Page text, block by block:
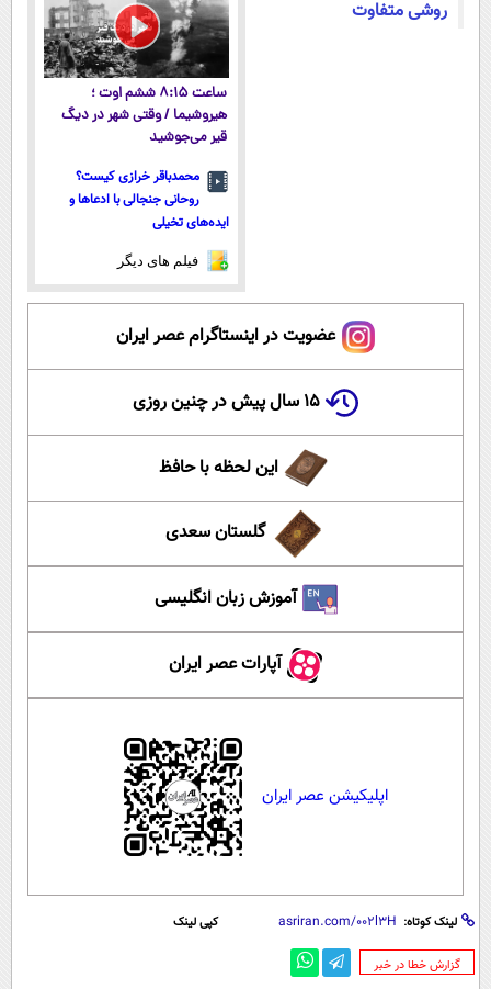
روشی متفاوت
ساعت ۸:۱۵ ششم اوت ؛
هیروشیما / وقتی شهر در دیگ
قیر می‌جوشید
محمدباقر خرازی کیست؟
روحانی جنجالی با ادعاها و
ایده‌های تخیلی
فیلم های دیگر
عضویت در اینستاگرام عصر ایران
۱۵ سال پیش در چنین روزی
این لحظه با حافظ
گلستان سعدی
آموزش زبان انگلیسی
آپارات عصر ایران
اپلیکیشن عصر ایران
لینک کوتاه: کپی لینک
‌گزارش خطا در خبر